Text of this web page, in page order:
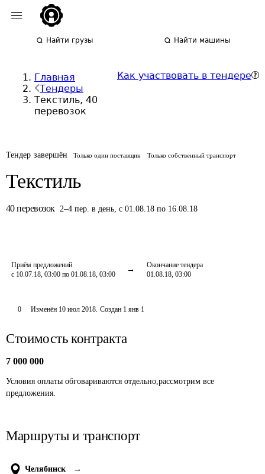
Найти грузы Найти машины
Главная
Тендеры
Текстиль, 40
перевозок
Как участвовать в тендере
Тендер завершён Только один поставщик Только собственный транспорт
Текстиль
40 перевозок 2–4 пер. в день, с 01.08.18 по 16.08.18
Приём предложений
с 10.07.18, 03:00 по 01.08.18, 03:00
Окончание тендера
01.08.18, 03:00
0 Изменён 10 июл 2018. Создан 1 янв 1
Стоимость контракта
7 000 000
Условия оплаты обговариваются отдельно,рассмотрим все
предложения.
Маршруты и транспорт
Челябинск →